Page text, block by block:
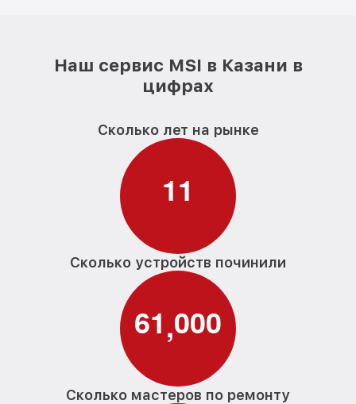
Наш сервис MSI в Казани в
цифрах
Сколько лет на рынке
11
Сколько устройств починили
61,000
Сколько мастеров по ремонту